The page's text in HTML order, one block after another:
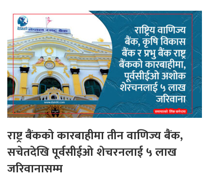
राष्ट्र बैंकको कारबाहीमा तीन वाणिज्य बैंक,
सचेतदेखि पूर्वसीईओ शेचरनलाई ५ लाख
जरिवानासम्म